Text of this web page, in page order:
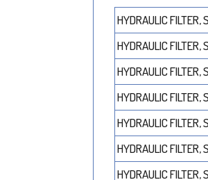
HYDRAULIC FILTER,
HYDRAULIC FILTER,
HYDRAULIC FILTER,
HYDRAULIC FILTER,
HYDRAULIC FILTER,
HYDRAULIC FILTER,
HYDRAULIC FILTER,